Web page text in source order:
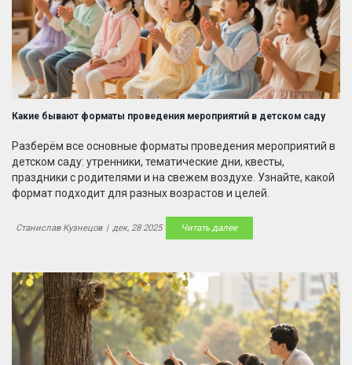
Какие бывают форматы проведения мероприятий в детском саду
Разберём все основные форматы проведения мероприятий в
детском саду: утренники, тематические дни, квесты,
праздники с родителями и на свежем воздухе. Узнайте, какой
формат подходит для разных возрастов и целей.
Станислав Кузнецов | дек, 28 2025 Читать далее